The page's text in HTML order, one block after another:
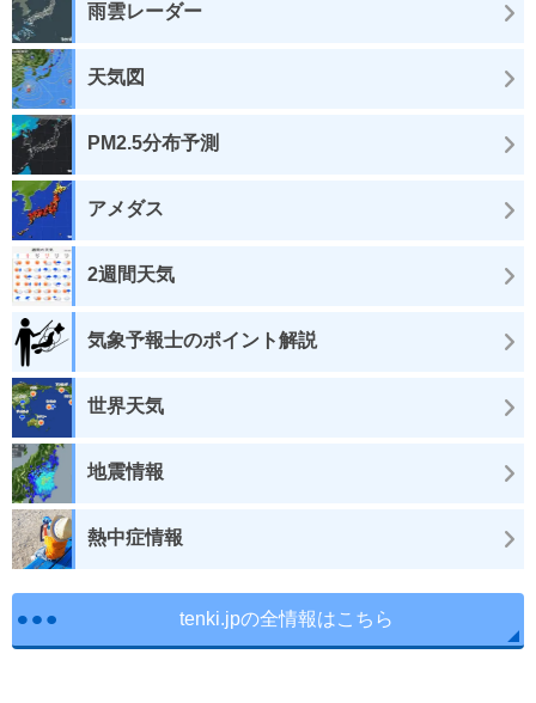
雨雲レーダー
天気図
PM2.5分布予測
アメダス
2週間天気
気象予報士のポイント解説
世界天気
地震情報
熱中症情報
tenki.jpの全情報はこちら